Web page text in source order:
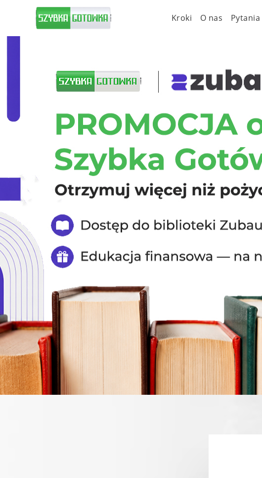
Kroki O nas Pytania